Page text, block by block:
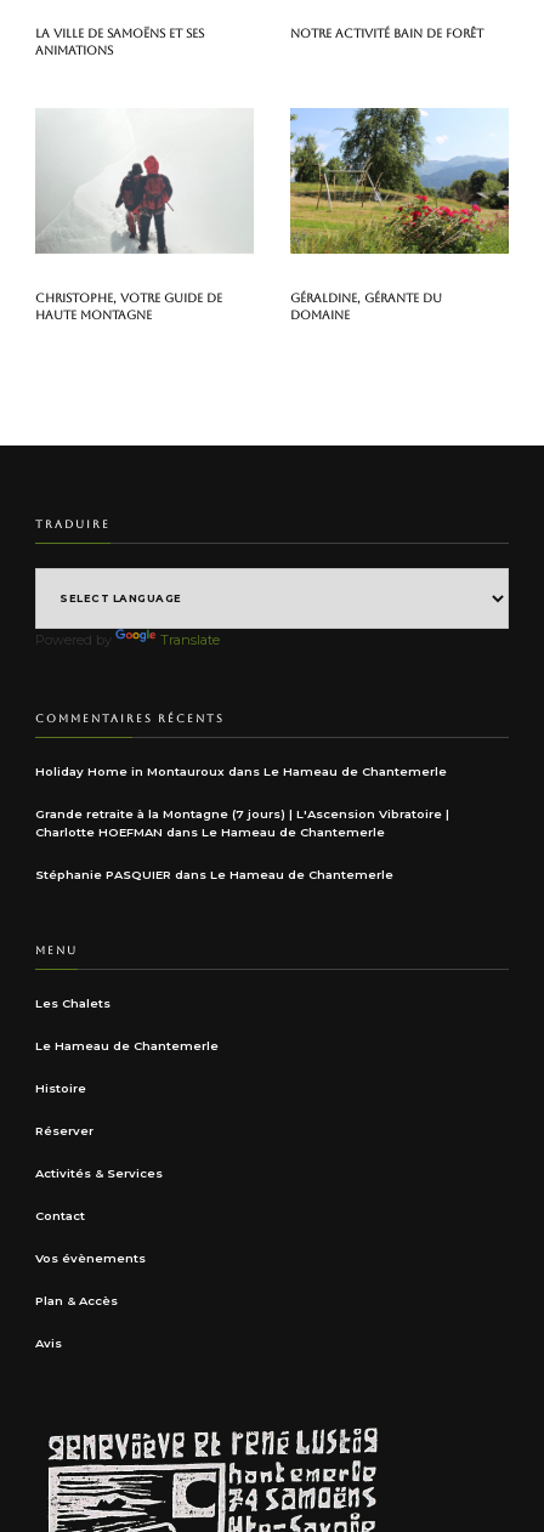
La ville de Samoëns et ses
animations
Notre activité Bain de Forêt
Christophe, votre guide de
haute montagne
Géraldine, gérante du
domaine
TRADUIRE
Powered by Translate
COMMENTAIRES RÉCENTS
Holiday Home in Montauroux dans Le Hameau de Chantemerle
Grande retraite à la Montagne (7 jours) | L'Ascension Vibratoire |
Charlotte HOEFMAN dans Le Hameau de Chantemerle
Stéphanie PASQUIER dans Le Hameau de Chantemerle
MENU
Les Chalets
Le Hameau de Chantemerle
Histoire
Réserver
Activités & Services
Contact
Vos évènements
Plan & Accès
Avis